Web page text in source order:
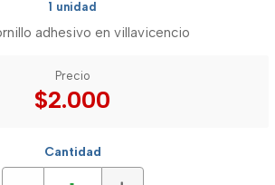
1 unidad
adhesivo en villavicencio
Precio
$2.000
Cantidad